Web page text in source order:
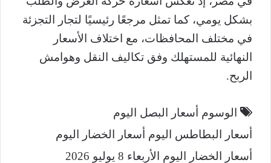
بشكل يومي، كما تمثل مرجعًا رئيسيًا لتجار التجزئة
في مختلف المحافظات، مع اختلاف الأسعار
النهائية للمستهلك وفق تكاليف النقل وهوامش
الربح.
الوسوم أسعار البصل اليوم
​أسعار البطاطس اليوم أسعار الخضار اليوم
أسعار الخضار اليوم الأربعاء 8 يوليو 2026